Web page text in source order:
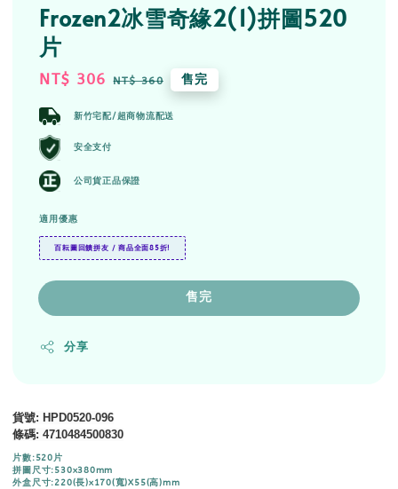
Frozen2冰雪奇緣2(1)拼圖520
片
Sale
NT$ 306 Regular
NT$ 360 售完
新竹宅配/超商物流配送
安全支付
公司貨正品保證
適用優惠
百耘圖回饋拼友 / 商品全面85折!
售完
分享
貨號: HPD0520-096
條碼:4710484500830
片數:520片
拼圖尺寸:530x380mm
外盒尺寸:220(長)x170(寬)X55(高)mm